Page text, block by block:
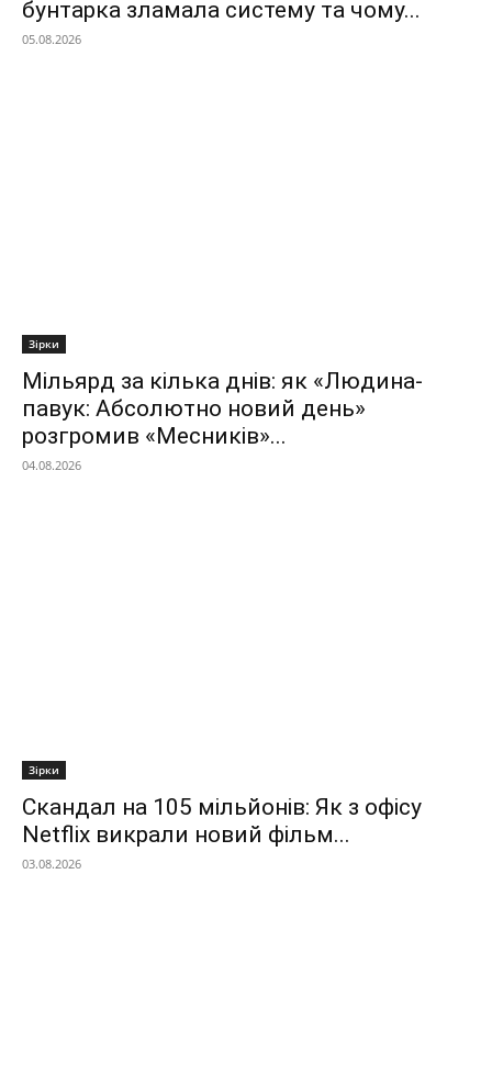
бунтарка зламала систему та чому...
05.08.2026
Зірки
Мільярд за кілька днів: як «Людина-
павук: Абсолютно новий день»
розгромив «Месників»...
04.08.2026
Зірки
Скандал на 105 мільйонів: Як з офісу
Netflix викрали новий фільм...
03.08.2026